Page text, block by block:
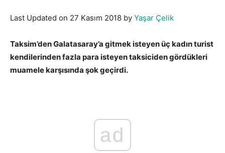
Last Updated on 27 Kasım 2018 by Yaşar Çelik
Taksim’den Galatasaray’a gitmek isteyen üç kadın turist
kendilerinden fazla para isteyen taksiciden gördükleri
muamele karşısında şok geçirdi.
ad